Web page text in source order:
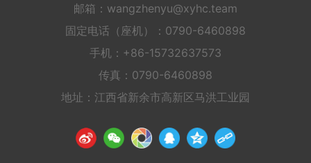
邮箱： wangzhenyu@xyhc.team
固定电话（座机）： 0790-6460898
手机： +86-15732637573
传真：0790-6460898
地址：江西省新余市高新区马洪工业园